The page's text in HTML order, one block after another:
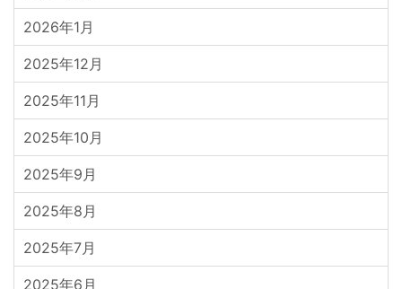
2026年1月
2025年12月
2025年11月
2025年10月
2025年9月
2025年8月
2025年7月
2025年6月